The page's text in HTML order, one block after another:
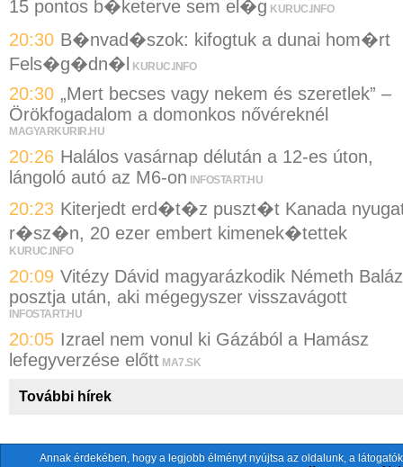
15 pontos b�keterve sem el�g KURUC.INFO
20:30 B�nvad�szok: kifogtuk a dunai hom�rt
Fels�g�dn�l KURUC.INFO
20:30 „Mert becses vagy nekem és szeretlek” –
Örökfogadalom a domonkos nővéreknél
MAGYARKURIR.HU
20:26 Halálos vasárnap délután a 12-es úton,
lángoló autó az M6-on INFOSTART.HU
20:23 Kiterjedt erd�t�z puszt�t Kanada
r�sz�n, 20 ezer embert kimenek�tettek
KURUC.INFO
20:09 Vitézy Dávid magyarázkodik Németh
posztja után, aki mégegyszer visszavágott
INFOSTART.HU
20:05 Izrael nem vonul ki Gázából a Hamász
lefegyverzése előtt MA7.SK
További hírek
Annak érdekében, hogy a legjobb élményt nyújtsa az oldalunk, a látogatók